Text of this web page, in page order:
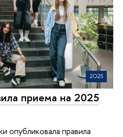
приема на 2025
опубликовала правила